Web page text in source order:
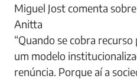
Miguel Jost comenta
Anitta
“Quando se cobra
um modelo
renúncia. Porque aí a